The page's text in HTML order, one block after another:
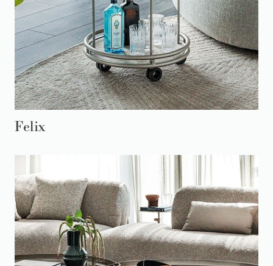
Felix